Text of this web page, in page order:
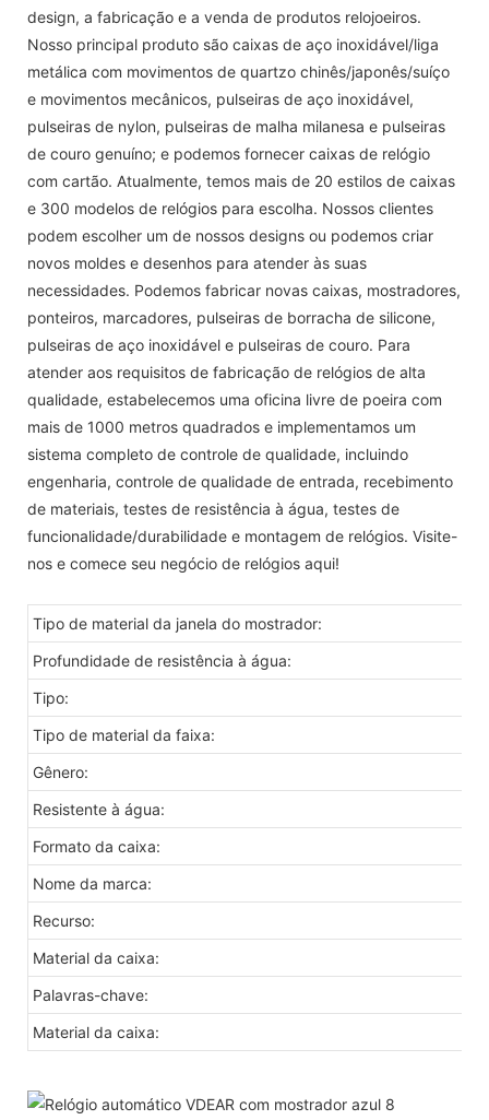
design, a fabricação e a venda de produtos relojoeiros.
Nosso principal produto são caixas de aço inoxidável/liga
metálica com movimentos de quartzo chinês/japonês/suíço
e movimentos mecânicos, pulseiras de aço inoxidável,
pulseiras de nylon, pulseiras de malha milanesa e pulseiras
de couro genuíno; e podemos fornecer caixas de relógio
com cartão. Atualmente, temos mais de 20 estilos de caixas
e 300 modelos de relógios para escolha. Nossos clientes
podem escolher um de nossos designs ou podemos criar
novos moldes e desenhos para atender às suas
necessidades. Podemos fabricar novas caixas, mostradores,
ponteiros, marcadores, pulseiras de borracha de silicone,
pulseiras de aço inoxidável e pulseiras de couro. Para
atender aos requisitos de fabricação de relógios de alta
qualidade, estabelecemos uma oficina livre de poeira com
mais de 1000 metros quadrados e implementamos um
sistema completo de controle de qualidade, incluindo
engenharia, controle de qualidade de entrada, recebimento
de materiais, testes de resistência à água, testes de
funcionalidade/durabilidade e montagem de relógios. Visite-
nos e comece seu negócio de relógios aqui!
Tipo de material da janela do mostrador:
Profundidade de resistência à água:
Tipo:
Tipo de material da faixa:
Gênero:
Resistente à água:
Formato da caixa:
Nome da marca:
Recurso:
Material da caixa:
Palavras-chave:
Material da caixa: